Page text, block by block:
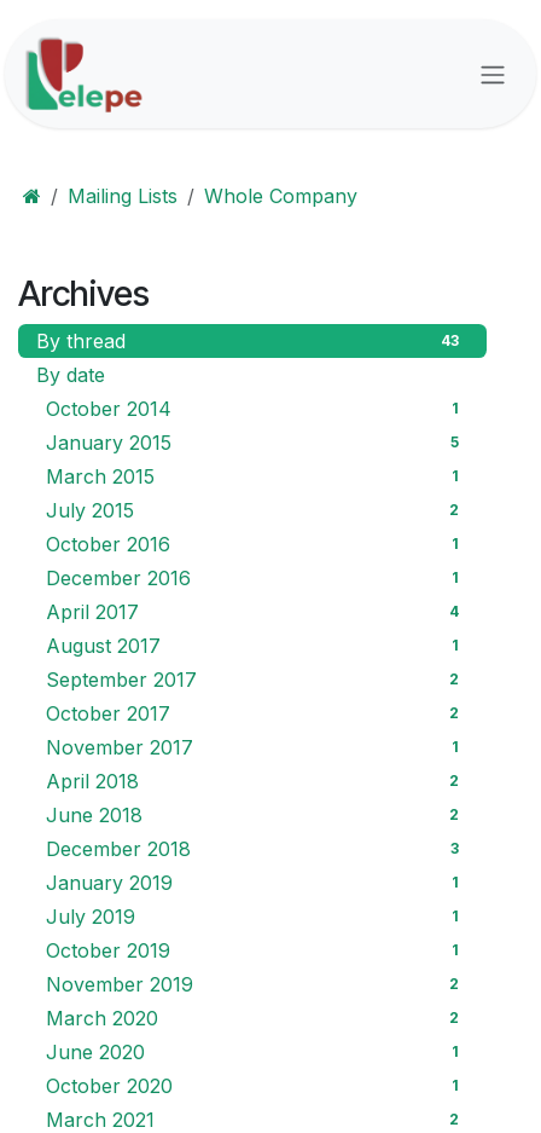
Mailing Lists Whole Company
Archives
By thread 43
By date
October 2014
1
January 2015 5
March 2015 1
July 2015 2
October 2016 1
December 2016 1
April 2017 4
August 2017 1
September 2017 2
October 2017 2
November 2017 1
April 2018 2
June 2018 2
December 2018 3
January 2019 1
July 2019 1
October 2019 1
November 2019 2
March 2020 2
June 2020 1
October 2020 1
March 2021 2